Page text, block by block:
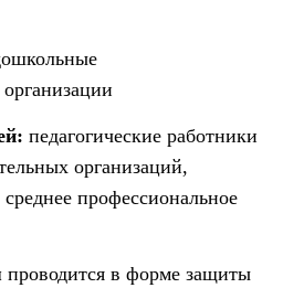
педагогические работники
организаций,
профессиональное
проводится в форме защиты